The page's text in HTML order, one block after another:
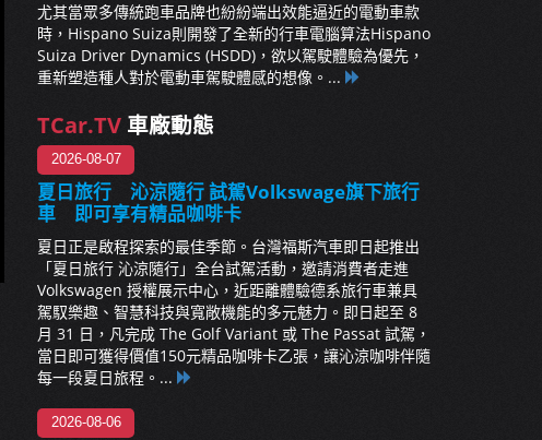
尤其當眾多傳統跑車品牌也紛紛端出效能逼近的電動車款
時，Hispano Suiza則開發了全新的行車電腦算法Hispano
Suiza Driver Dynamics (HSDD)，欲以駕駛體驗為優先，
重新塑造種人對於電動車駕駛體感的想像。...
TCar.TV 車廠動態
2026-08-07
夏日旅行 沁涼隨行 試駕Volkswage旗下旅行
車 即可享有精品咖啡卡
夏日正是啟程探索的最佳季節。台灣福斯汽車即日起推出
「夏日旅行 沁涼隨行」全台試駕活動，邀請消費者走進
Volkswagen 授權展示中心，近距離體驗德系旅行車兼具
駕馭樂趣、智慧科技與寬敞機能的多元魅力。即日起至 8
月 31 日，凡完成 The Golf Variant 或 The Passat 試駕，
當日即可獲得價值150元精品咖啡卡乙張，讓沁涼咖啡伴隨
每一段夏日旅程。...
2026-08-06